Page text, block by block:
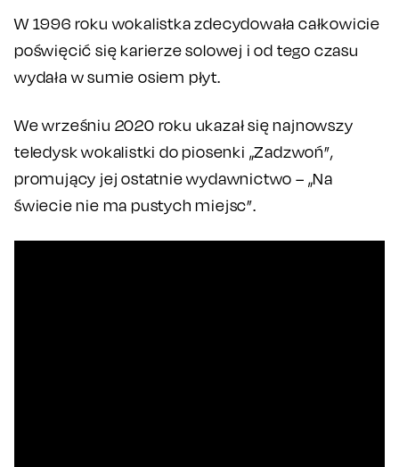
W 1996 roku wokalistka zdecydowała całkowicie
poświęcić się karierze solowej i od tego czasu
wydała w sumie osiem płyt.
We wrześniu 2020 roku ukazał się najnowszy
teledysk wokalistki do piosenki „Zadzwoń”,
promujący jej ostatnie wydawnictwo – „Na
świecie nie ma pustych miejsc”.